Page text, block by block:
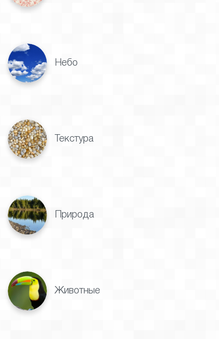
Небо
Текстура
Природа
Животные